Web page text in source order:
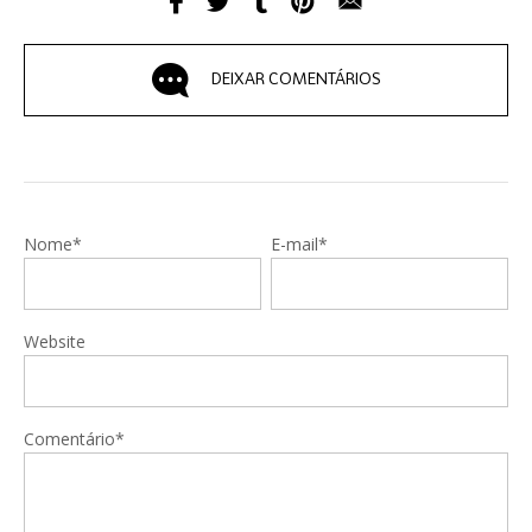
DEIXAR COMENTÁRIOS
Nome* E-mail*
Website
Comentário*